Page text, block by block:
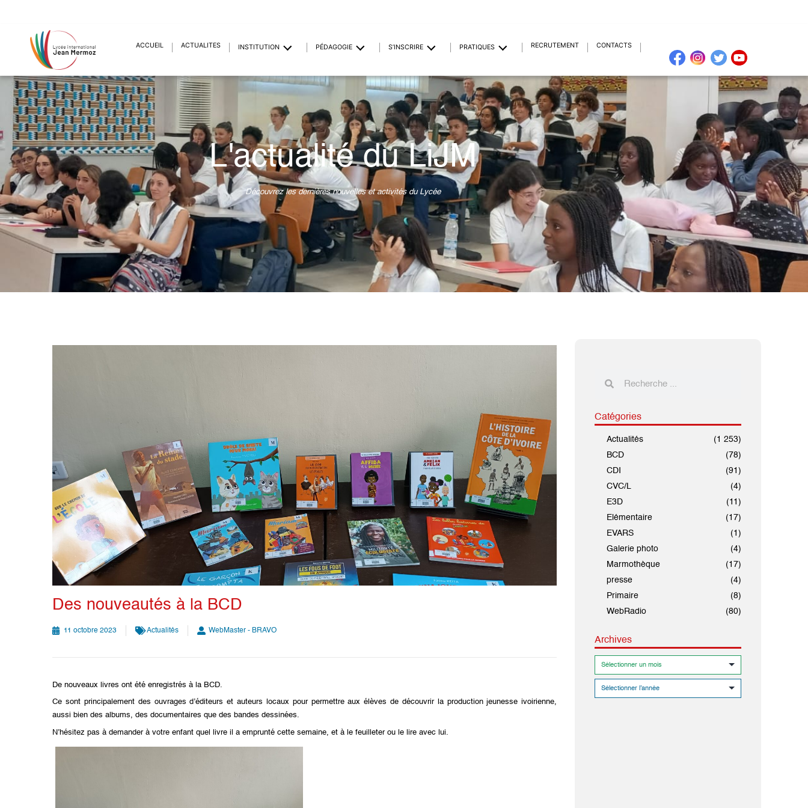
ACCUEIL ACTUALITÉS INSTITUTION PÉDAGOGIE S’INSCRIRE PRATIQUES RECRUTEMENT CONTACTS
L'actualité du LiJM
Découvrez les dernières nouvelles et activités du Lycée
Des nouveautés à la BCD
11 octobre 2023 Actualités WebMaster - BRAVO
De nouveaux livres ont été enregistrés à la BCD.
Ce sont principalement des ouvrages d’éditeurs et auteurs locaux pour permettre aux élèves de découvrir la production jeunesse ivoirienne,
aussi bien des albums, des documentaires que des bandes dessinées.
N’hésitez pas à demander à votre enfant quel livre il a emprunté cette semaine, et à le feuilleter ou le lire avec lui.
Catégories
Actualités
(1 253)
BCD
(78)
CDI
(91)
CVC/L
(4)
E3D
(11)
Elémentaire
(17)
EVARS
(1)
Galerie photo
(4)
Marmothèque
(17)
presse
(4)
Primaire
(8)
WebRadio
(80)
Archives